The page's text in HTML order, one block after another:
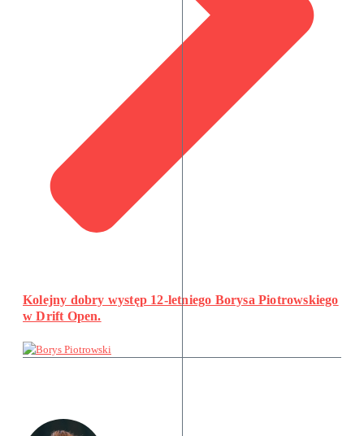
Kolejny dobry występ 12-letniego Borysa Piotrowskiego
w Drift Open.